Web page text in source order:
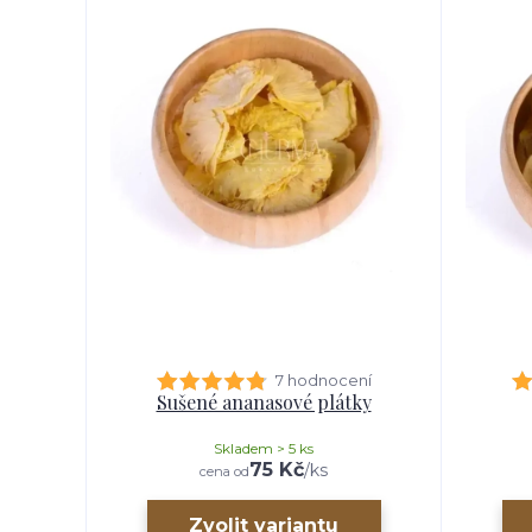
7 hodnocení
Sušené ananasové plátky
cena od75 Kč/ks
Skladem > 5 ks
Zvolit variantu